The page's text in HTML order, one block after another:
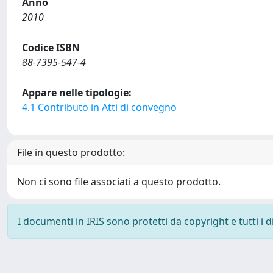
2010
Codice ISBN
88-7395-547-4
Appare nelle tipologie:
4.1 Contributo in Atti di convegno
File in questo prodotto:
Non ci sono file associati a questo prodotto.
I documenti in IRIS sono protetti da copyright e tutti i